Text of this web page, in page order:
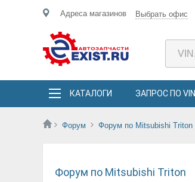
Адреса магазинов Выбрать офис
КАТАЛОГИ ЗАПРОС ПО VIN
Форум Форум по Mitsubishi Triton
Форум по Mitsubishi Triton